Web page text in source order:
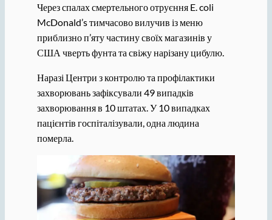
Через спалах смертельного отруєння E. coli
McDonald’s тимчасово вилучив із меню
приблизно п’яту частину своїх магазинів у
США чверть фунта та свіжу нарізану цибулю.
Наразі Центри з контролю та профілактики
захворювань зафіксували 49 випадків
захворювання в 10 штатах. У 10 випадках
пацієнтів госпіталізували, одна людина
померла.